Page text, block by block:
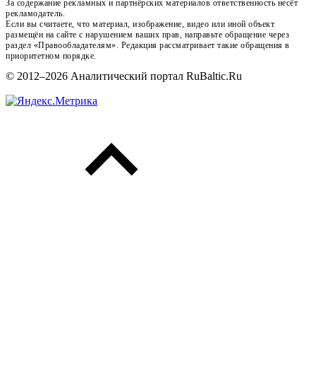
За содержание рекламных и партнёрских материалов ответственность несёт
рекламодатель.
Если вы считаете, что материал, изображение, видео или иной объект
размещён на сайте с нарушением ваших прав, направьте обращение через
раздел «Правообладателям». Редакция рассматривает такие обращения в
приоритетном порядке.
© 2012–2026 Аналитический портал RuBaltic.Ru